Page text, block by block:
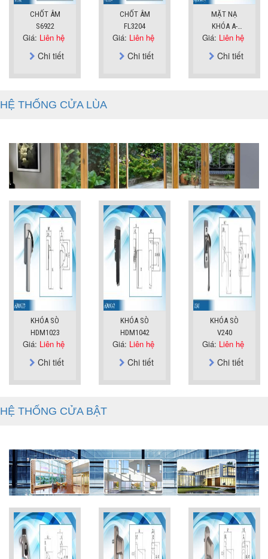
CHỐT ÂM
S6922
Giá: Liên hệ
Chi tiết
CHỐT ÂM
FL3204
Giá: Liên hệ
Chi tiết
MẶT NẠ
KHÓA A-
SUS304
Giá: Liên hệ
Chi tiết
HỆ THỐNG CỬA LÙA
KHÓA SÒ
HDM1023
Giá: Liên hệ
Chi tiết
KHÓA SÒ
HDM1042
Giá: Liên hệ
Chi tiết
KHÓA SÒ
V240
Giá: Liên hệ
Chi tiết
HỆ THỐNG CỬA BẬT